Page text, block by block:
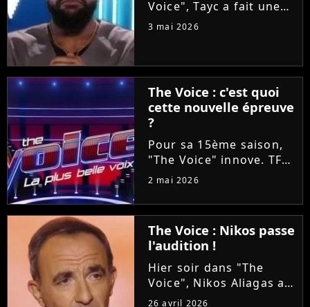
Voice", Tayc a fait une
proposition en or à
enregistrer un duo sur
son nouvel album
"Joÿa". Et le chanteur a
tenu...
3 mai 2026
The Voice : c'est quoi
cette nouvelle épreuve
?
Pour sa 15ème saison,
"The Voice" innove. TF1
va proposer ce soir aux
d'assister à deux
épreuves en une : les
Qualifications et les
Battles. On vous
explique tout !
2 mai 2026
The Voice : Nikos passe
l'audition !
Hier soir dans "The
Voice", Nikos Aliagas a
réservé une surprise de
26 avril 2026